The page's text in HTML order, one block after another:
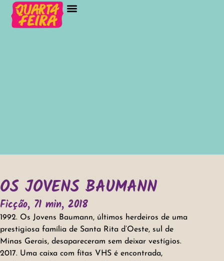
OS JOVENS BAUMANN
Ficção, 71 min, 2018
1992. Os Jovens Baumann, últimos herdeiros de uma
prestigiosa família de Santa Rita d’Oeste, sul de
Minas Gerais, desapareceram sem deixar vestígios.
2017. Uma caixa com fitas VHS é encontrada,